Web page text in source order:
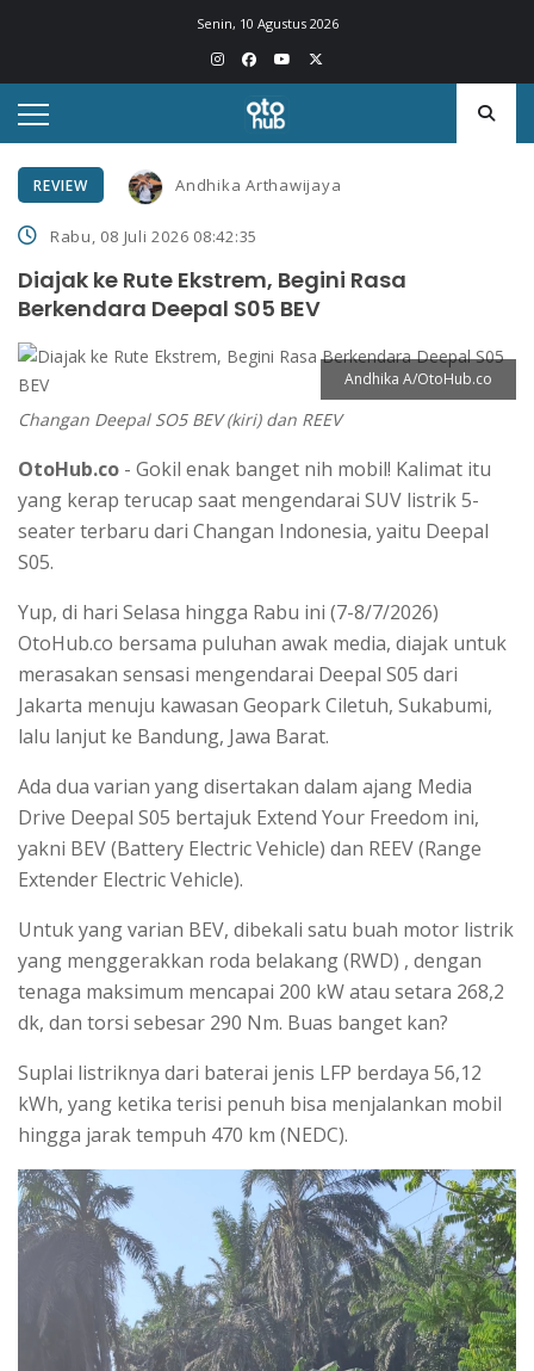
Senin, 10 Agustus 2026
REVIEW Andhika Arthawijaya
Rabu, 08 Juli 2026 08:42:35
Diajak ke Rute Ekstrem, Begini Rasa
Berkendara Deepal S05 BEV
Andhika A/OtoHub.co
Changan Deepal SO5 BEV (kiri) dan REEV
OtoHub.co - Gokil enak banget nih mobil! Kalimat itu
yang kerap terucap saat mengendarai SUV listrik 5-
seater terbaru dari Changan Indonesia, yaitu Deepal
S05.
Yup, di hari Selasa hingga Rabu ini (7-8/7/2026)
OtoHub.co bersama puluhan awak media, diajak untuk
merasakan sensasi mengendarai Deepal S05 dari
Jakarta menuju kawasan Geopark Ciletuh, Sukabumi,
lalu lanjut ke Bandung, Jawa Barat.
Ada dua varian yang disertakan dalam ajang Media
Drive Deepal S05 bertajuk Extend Your Freedom ini,
yakni BEV (Battery Electric Vehicle) dan REEV (Range
Extender Electric Vehicle).
Untuk yang varian BEV, dibekali satu buah motor listrik
yang menggerakkan roda belakang (RWD) , dengan
tenaga maksimum mencapai 200 kW atau setara 268,2
dk, dan torsi sebesar 290 Nm. Buas banget kan?
Suplai listriknya dari baterai jenis LFP berdaya 56,12
kWh, yang ketika terisi penuh bisa menjalankan mobil
hingga jarak tempuh 470 km (NEDC).